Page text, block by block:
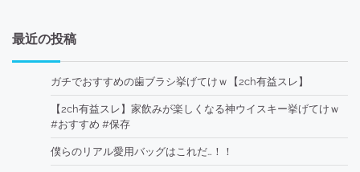
最近の投稿
ガチでおすすめの歯ブラシ挙げてけｗ【2ch有益スレ】
【2ch有益スレ】家飲みが楽しくなる神ウイスキー挙げてけｗ
#おすすめ #保存
僕らのリアル愛用バッグはこれだ…！！